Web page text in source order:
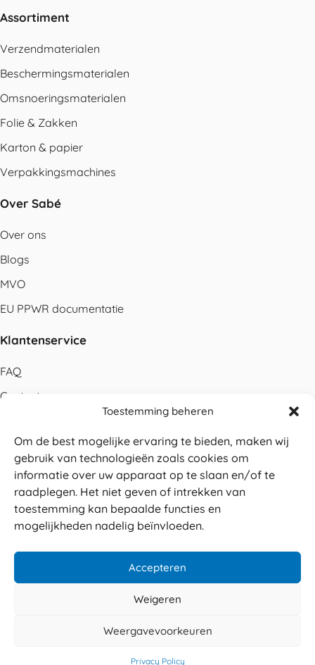
Toestemming beheren
Om de best mogelijke ervaring te bieden, maken wij
gebruik van technologieën zoals cookies om
informatie over uw apparaat op te slaan en/of te
raadplegen. Het niet geven of intrekken van
toestemming kan bepaalde functies en
mogelijkheden nadelig beïnvloeden.
Accepteren
Weigeren
Weergavevoorkeuren
Privacy Policy
Assortiment
Verzendmaterialen
Beschermingsmaterialen
Omsnoeringsmaterialen
Folie & Zakken
Karton & papier
Verpakkingsmachines
Over Sabé
Over ons
Blogs
MVO
EU PPWR documentatie
Klantenservice
FAQ
Contact
Betalen
Levering
Retouren
Service en garantie
Veilig betalen
© 2026 Sabé Verpakkingen
Algemene voorwaarden